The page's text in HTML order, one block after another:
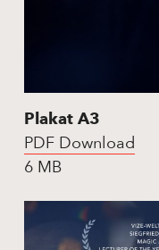
Plakat A3
PDF Download
6 MB